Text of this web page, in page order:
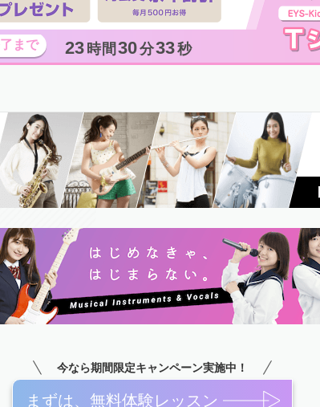
23 時間 30分32秒
今なら期間限定キャンペーン実施中！
まずは、無料体験レッスン